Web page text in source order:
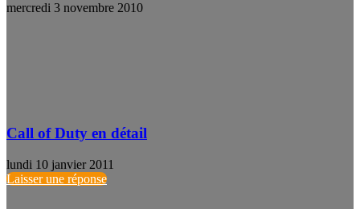
mercredi 3 novembre 2010
Call of Duty en détail
lundi 10 janvier 2011
Laisser une réponse